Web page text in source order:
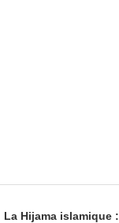
La Hijama islamique :